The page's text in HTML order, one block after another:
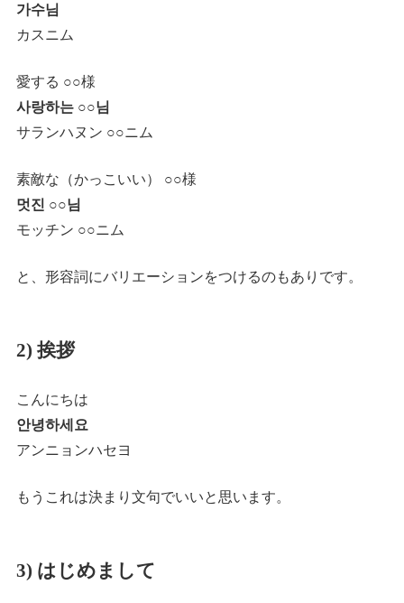
가수님
カスニム
愛する ○○様
사랑하는 ○○님
サランハヌン ○○ニム
素敵な（かっこいい） ○○様
멋진 ○○님
モッチン ○○ニム
と、形容詞にバリエーションをつけるのもありです。
2) 挨拶
こんにちは
안녕하세요
アンニョンハセヨ
もうこれは決まり文句でいいと思います。
3) はじめまして